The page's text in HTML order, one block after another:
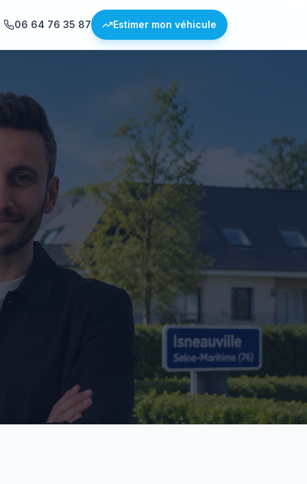
06 64 76 35 87 Estimer mon véhicule